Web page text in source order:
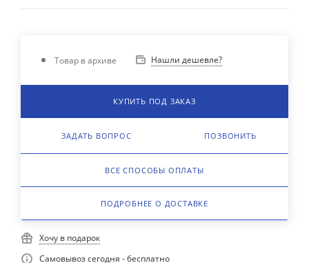
Товар в архиве Нашли дешевле?
КУПИТЬ ПОД ЗАКАЗ
ЗАДАТЬ ВОПРОС ПОЗВОНИТЬ
ВСЕ СПОСОБЫ ОПЛАТЫ
ПОДРОБНЕЕ О ДОСТАВКЕ
Хочу в подарок
Самовывоз сегодня - бесплатно